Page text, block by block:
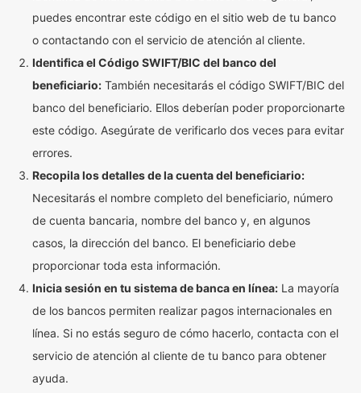
puedes encontrar este código en el sitio web de tu banco
o contactando con el servicio de atención al cliente.
Identifica el Código SWIFT/BIC del banco del
beneficiario: También necesitarás el código SWIFT/BIC del
banco del beneficiario. Ellos deberían poder proporcionarte
este código. Asegúrate de verificarlo dos veces para evitar
errores.
Recopila los detalles de la cuenta del beneficiario:
Necesitarás el nombre completo del beneficiario, número
de cuenta bancaria, nombre del banco y, en algunos
casos, la dirección del banco. El beneficiario debe
proporcionar toda esta información.
Inicia sesión en tu sistema de banca en línea: La mayoría
de los bancos permiten realizar pagos internacionales en
línea. Si no estás seguro de cómo hacerlo, contacta con el
servicio de atención al cliente de tu banco para obtener
ayuda.